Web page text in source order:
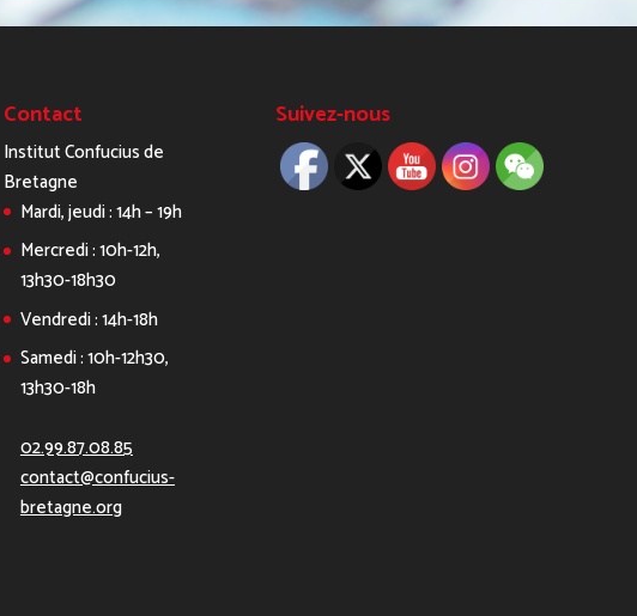
Contact
Institut Confucius de
Bretagne
Mardi, jeudi : 14h – 19h
Mercredi : 10h-12h,
13h30-18h30
Vendredi : 14h-18h
Samedi : 10h-12h30,
13h30-18h
02.99.87.08.85
contact@confucius-
bretagne.org
Suivez-nous